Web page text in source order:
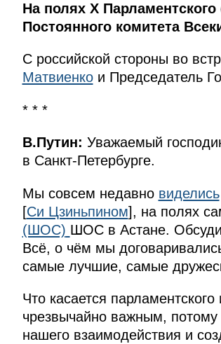
На полях X
Постоянного комитета
С российской стороны во
Матвиенкои Председатель
* * *
В.Путин: Уважаемый
в Санкт-Петербурге.
Мы совсем недавно виделись
[Си Цзиньпином], на полях
(ШОС) ШОС в Астане.
Всё, о чём мы
самые лучшие, самые
Что касается
чрезвычайно важным,
нашего взаимодействия и